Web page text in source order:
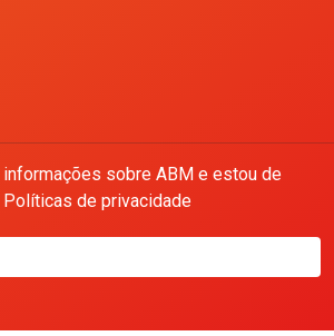
sobre ABM e estou de
de privacidade